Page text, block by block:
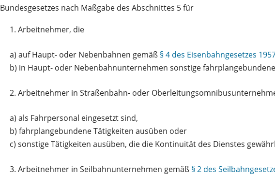
Bundesgesetzes nach Maßgabe des Abschnittes 5 für
1. Arbeitnehmer, die
a) auf Haupt- oder Nebenbahnen gemäß § 4 des Eisenbahngesetzes
b) in Haupt- oder Nebenbahnunternehmen sonstige
2. Arbeitnehmer in Straßenbahn- oder
a) als Fahrpersonal eingesetzt sind,
b) fahrplangebundene Tätigkeiten ausüben oder
c) sonstige Tätigkeiten ausüben, die die Kontinuität des Dienstes
3. Arbeitnehmer in Seilbahnunternehmen gemäß § 2 des